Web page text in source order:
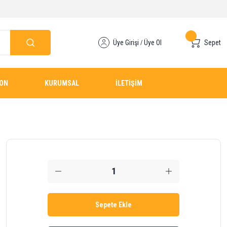
Üye Girişi / Üye Ol Sepet
KURUMSAL İLETİŞİM
Sepete Ekle